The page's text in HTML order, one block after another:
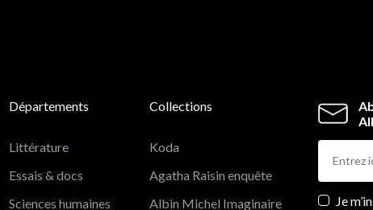
Je
Départements
Littérature
Essais & docs
Sciences humaines
Collections
Koda
Agatha Raisin enquête
Albin Michel Imaginaire